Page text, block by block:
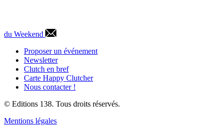
du Weekend
Proposer un événement
Newsletter
Clutch en bref
Carte Happy Clutcher
Nous contacter !
© Editions 138. Tous droits réservés.
Mentions légales